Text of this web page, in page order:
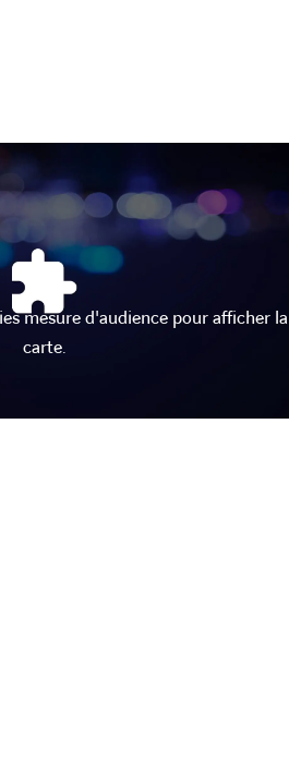
mesure d'audience pour afficher la
carte.